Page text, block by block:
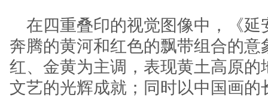
在四重叠印的视觉图像中，《延
奔腾的黄河和红色的飘带组合的意
红、金黄为主调，表现黄土高原的
文艺的光辉成就；同时以中国画的